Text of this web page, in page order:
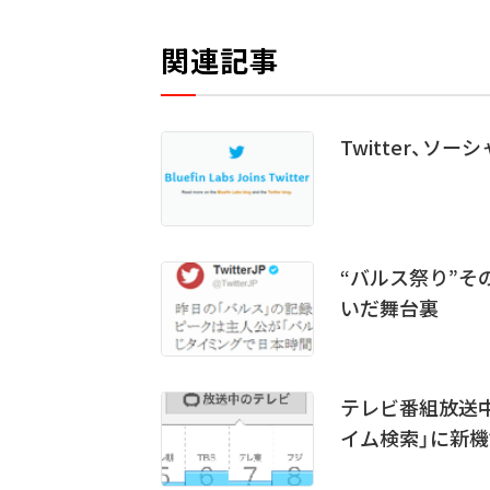
関連記事
Twitter、ソー
“バルス祭り”
いだ舞台裏
テレビ番組放送
イム検索」に新